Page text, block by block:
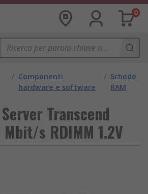
0
/ Componenti
hardware e software
/ Schede
RAM
Transcend
s RDIMM 1.2V